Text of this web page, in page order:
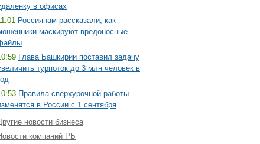
в офисах
Россиянам рассказали, как
маскируют вредоносные
Глава Башкирии поставил задачу
турпоток до 3 млн человек в
Правила сверхурочной работы
в России с 1 сентября
новости бизнеса
компаний РБ